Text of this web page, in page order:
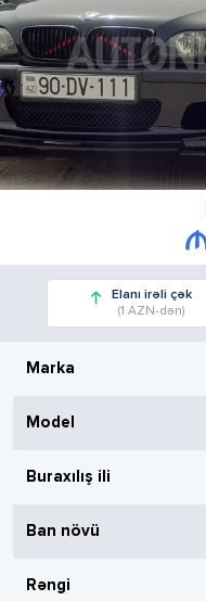
Elanı irəli çək
(1 AZN-dən)
Marka
Model
Buraxılış ili
Ban növü
Rəngi